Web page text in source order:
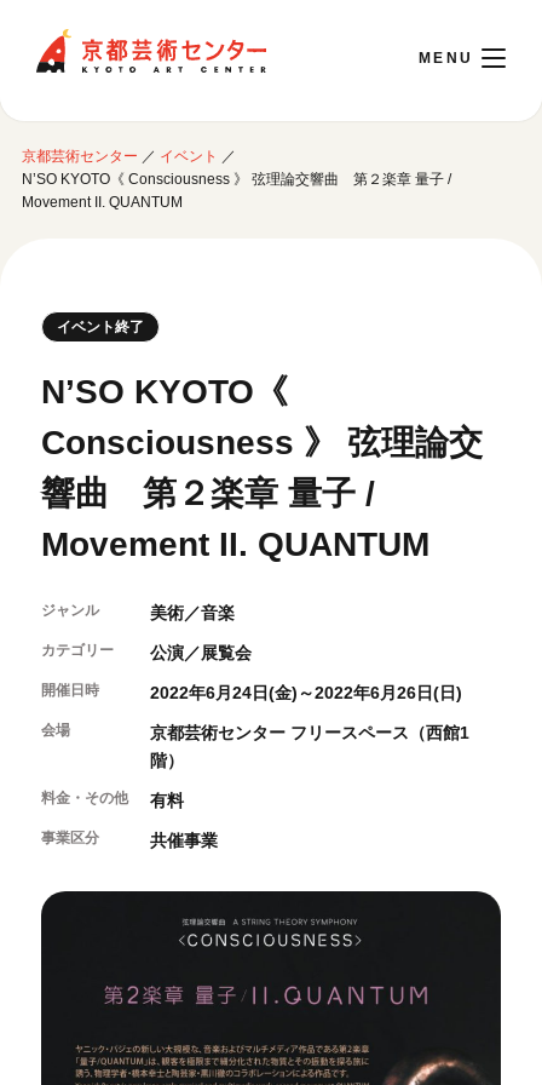
English
※チケット窓口は18:00まで／ギャラリー・図書室・情報コーナーは20:00まで／カ
フェは11:00～18:00まで営業
開館時間・アクセシビリティ
フロアガイド
図書室・情報コーナー
よくあるご質問
取材／視察・見学／撮影
イベントに参加する
開催中のイベント
これまでのイベント
制作室について
制作室の使用方法・募集要項
公募情報
ボランティア・サポーター
KACサポーター
京都芸術センターについて
京都芸術センターってどんなところ？
概要・理念・運営体制
お知らせ
オフィシャルSNS
京都芸術センター ／ イベント ／
N’SO KYOTO《 Consciousness 》 弦理論交響曲 第２楽章 量子 /
Movement II. QUANTUM
イベント終了
N’SO KYOTO《
Consciousness 》 弦理論交
響曲 第２楽章 量子 /
Movement II. QUANTUM
ジャンル 美術／音楽
カテゴリー 公演／展覧会
開催日時 2022年6月24日(金)～2022年6月26日(日)
会場
京都芸術センター フリースペース（西館1
階）
料金・その他 有料
事業区分 共催事業